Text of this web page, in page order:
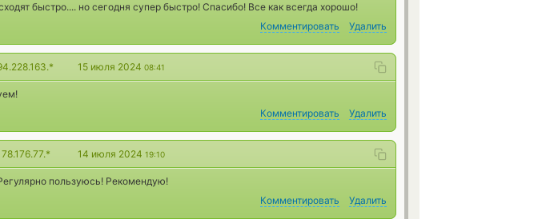
быстро.... но сегодня супер быстро! Спасибо! Все как всегда хорошо!
Комментировать Удалить
15 июля 2024 08:41
Комментировать Удалить
14 июля 2024 19:10
пользуюсь! Рекомендую!
Комментировать Удалить